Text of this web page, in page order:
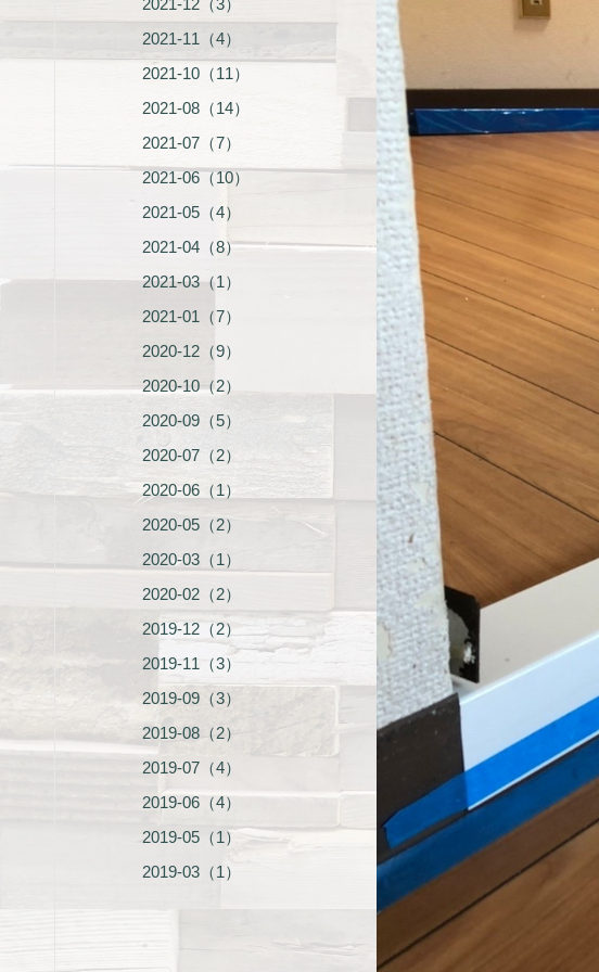
2021-12（3）
2021-11（4）
2021-10（11）
2021-08（14）
2021-07（7）
2021-06（10）
2021-05（4）
2021-04（8）
2021-03（1）
2021-01（7）
2020-12（9）
2020-10（2）
2020-09（5）
2020-07（2）
2020-06（1）
2020-05（2）
2020-03（1）
2020-02（2）
2019-12（2）
2019-11（3）
2019-09（3）
2019-08（2）
2019-07（4）
2019-06（4）
2019-05（1）
2019-03（1）